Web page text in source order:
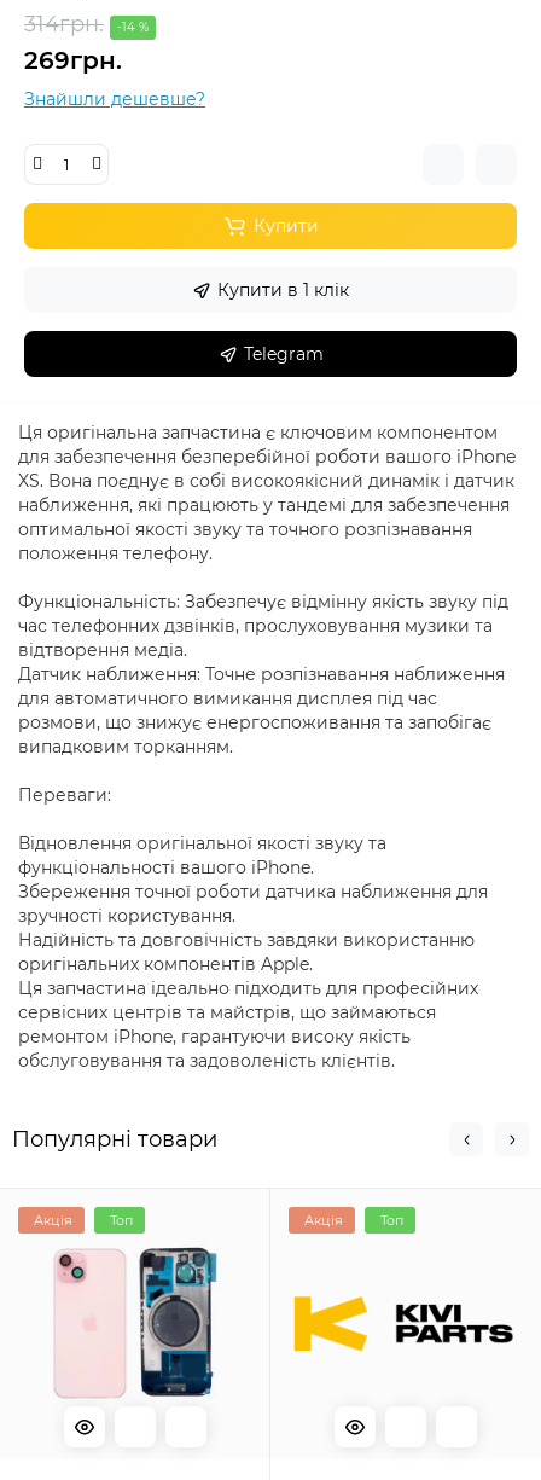
314грн. -14 %
269грн.
Знайшли дешевше?
Купити
Купити в 1 клік
Telegram
Ця оригінальна запчастина є ключовим компонентом
для забезпечення безперебійної роботи вашого iPhone
XS. Вона поєднує в собі високоякісний динамік і датчик
наближення, які працюють у тандемі для забезпечення
оптимальної якості звуку та точного розпізнавання
положення телефону.
Функціональність: Забезпечує відмінну якість звуку під
час телефонних дзвінків, прослуховування музики та
відтворення медіа.
Датчик наближення: Точне розпізнавання наближення
для автоматичного вимикання дисплея під час
розмови, що знижує енергоспоживання та запобігає
випадковим торканням.
Переваги:
Відновлення оригінальної якості звуку та
функціональності вашого iPhone.
Збереження точної роботи датчика наближення для
зручності користування.
Надійність та довговічність завдяки використанню
оригінальних компонентів Apple.
Ця запчастина ідеально підходить для професійних
сервісних центрів та майстрів, що займаються
ремонтом iPhone, гарантуючи високу якість
обслуговування та задоволеність клієнтів.
Популярні товари
Акція Топ Акція Топ